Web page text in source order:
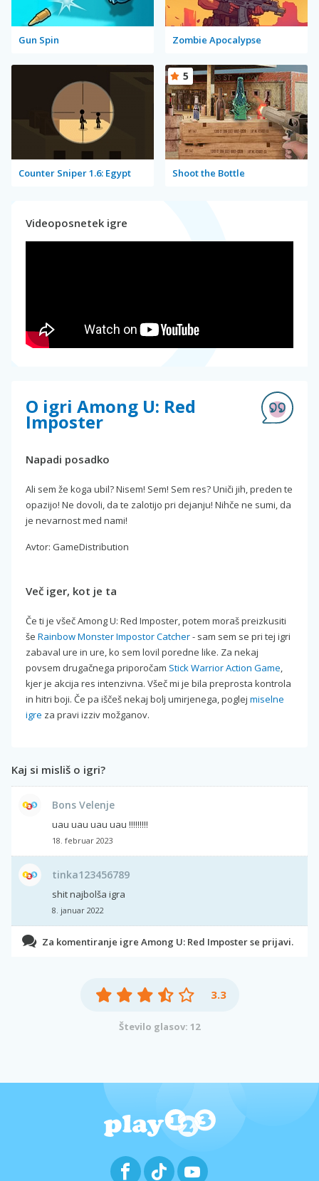
Gun Spin Zombie Apocalypse
Counter Sniper 1.6: Egypt Shoot the Bottle
5
Videoposnetek igre
O igri Among U: Red
Imposter
Napadi posadko
Ali sem že koga ubil? Nisem! Sem! Sem res? Uniči jih, preden te
opazijo! Ne dovoli, da te zalotijo pri dejanju! Nihče ne sumi, da
je nevarnost med nami!
Avtor: GameDistribution
Več iger, kot je ta
Če ti je všeč Among U: Red Imposter, potem moraš preizkusiti
še Rainbow Monster Impostor Catcher- sam sem se pri tej igri
zabaval ure in ure, ko sem lovil poredne like. Za nekaj
povsem drugačnega priporočam Stick Warrior Action Game,
kjer je akcija res intenzivna. Všeč mi je bila preprosta kontrola
in hitri boji. Če pa iščeš nekaj bolj umirjenega, poglej miselne
igre za pravi izziv možganov.
Kaj si misliš o igri?
Bons Velenje
uau uau uau uau !!!!!!!!!
18. februar 2023
tinka123456789
shit najbolša igra
8. januar 2022
Za komentiranje igre Among U: Red Imposter se prijavi.
3.3
Število glasov: 12